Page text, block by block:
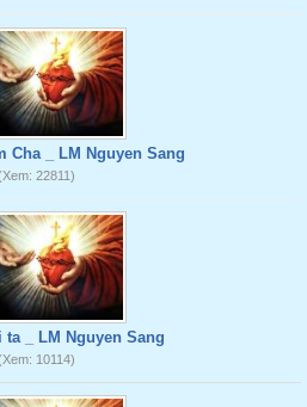
Cha _ LM Nguyen Sang
22811)
ta _ LM Nguyen Sang
10114)